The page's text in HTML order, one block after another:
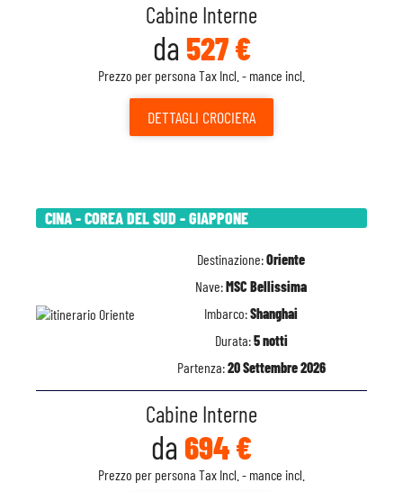
Cabine Interne
da 527 €
Prezzo per persona Tax Incl. - mance incl.
DETTAGLI CROCIERA
CINA - COREA DEL SUD - GIAPPONE
Destinazione:Oriente
Nave:MSC Bellissima
Imbarco:Shanghai
Durata:5 notti
Partenza:20 Settembre 2026
Cabine Interne
da 694 €
Prezzo per persona Tax Incl. - mance incl.